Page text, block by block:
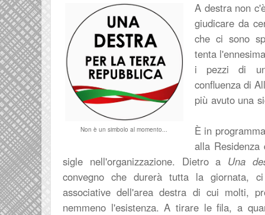
Non è un simbolo al momento...
A destra non
giudicare da
che ci sono
tenta
i pezzi di
confluenza di
più avuto una
È in
alla
sigle nell'organizzazione. Dietro a Una
convegno che durerà tutta la giornata,
associative dell'area destra di cui molti,
nemmeno l'esistenza. A tirare le fila, a